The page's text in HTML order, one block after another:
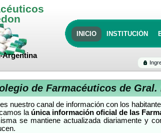
Argentina
INICIO INSTITUCIÓN
de Farmacéuticos de Gral.
nuestro canal de información con los
la única información oficial de las
se mantiene actualizada diariamente y